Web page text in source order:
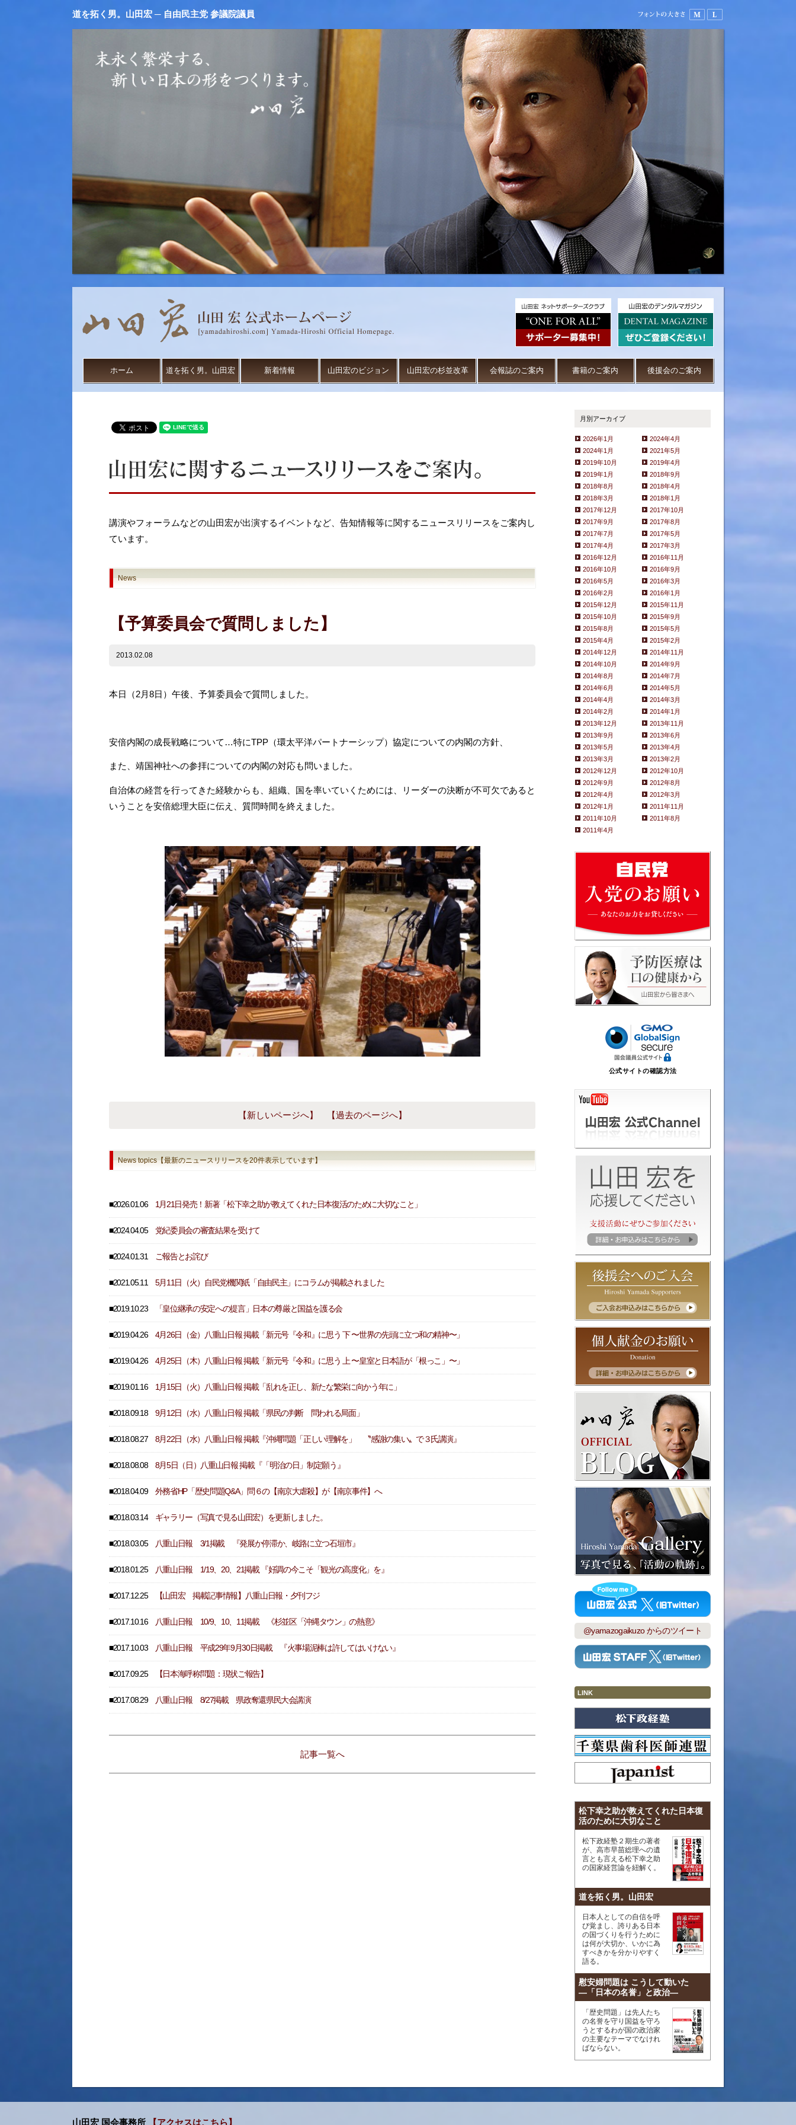
道を拓く男。山田宏 ─ 自由民主党 参議院議員
ホーム 道を拓く男。山田宏 新着情報 山田宏のビジョン 山田宏の杉並改革 会報誌のご案内 書籍のご案内 後援会のご案内
講演やフォーラムなどの山田宏が出演するイベントなど、告知情報等に関するニュースリリースをご案内し
ています。
News
【予算委員会で質問しました】
2013.02.08
本日（2月8日）午後、予算委員会で質問しました。
安倍内閣の成長戦略について…特にTPP（環太平洋パートナーシップ）協定についての内閣の方針、
また、靖国神社への参拝についての内閣の対応も問いました。
自治体の経営を行ってきた経験からも、組織、国を率いていくためには、リーダーの決断が不可欠であると
いうことを安倍総理大臣に伝え、質問時間を終えました。
【新しいページへ】 【過去のページへ】
News topics【最新のニュースリリースを20件表示しています】
■2026.01.06 1月21日発売！新著「松下幸之助が教えてくれた日本復活のために大切なこと」
■2024.04.05 党紀委員会の審査結果を受けて
■2024.01.31 ご報告とお詫び
■2021.05.11 5月11日（火）自民党機関紙「自由民主」にコラムが掲載されました
■2019.10.23 「皇位継承の安定への提言」日本の尊厳と国益を護る会
■2019.04.26 4月26日（金）八重山日報 掲載「新元号『令和』に思う 下 〜世界の先頭に立つ和の精神〜」
■2019.04.26 4月25日（木）八重山日報 掲載「新元号『令和』に思う 上 〜皇室と日本語が「根っこ」〜」
■2019.01.16 1月15日（火）八重山日報 掲載「乱れを正し、新たな繁栄に向かう年に」
■2018.09.18 9月12日（水）八重山日報 掲載「県民の判断 問われる局面」
■2018.08.27 8月22日（水）八重山日報 掲載『沖縄問題「正しい理解を」 〝感謝の集い〟で３氏講演』
■2018.08.08 8月5日（日）八重山日報 掲載『「明治の日」制定願う』
■2018.04.09 外務省HP「歴史問題Q&A」問６の【南京大虐殺】が【南京事件】へ
■2018.03.14 ギャラリー（写真で見る山田宏）を更新しました。
■2018.03.05 八重山日報 3/1掲載 『発展か停滞か、岐路に立つ石垣市』
■2018.01.25 八重山日報 1/19、20、21掲載 『好調の今こそ「観光の高度化」を』
■2017.12.25 【山田宏 掲載記事情報】八重山日報・夕刊フジ
■2017.10.16 八重山日報 10/9、10、11掲載 《杉並区「沖縄タウン」の熱意》
■2017.10.03 八重山日報 平成29年9月30日掲載 『火事場泥棒は許してはいけない』
■2017.09.25 【日本海呼称問題：現状ご報告】
■2017.08.29 八重山日報 8/27掲載 県政奪還県民大会講演
記事一覧へ
月別アーカイブ
2026年1月
2024年4月
2024年1月
2021年5月
2019年10月
2019年4月
2019年1月
2018年9月
2018年8月
2018年4月
2018年3月
2018年1月
2017年12月
2017年10月
2017年9月
2017年8月
2017年7月
2017年5月
2017年4月
2017年3月
2016年12月
2016年11月
2016年10月
2016年9月
2016年5月
2016年3月
2016年2月
2016年1月
2015年12月
2015年11月
2015年10月
2015年9月
2015年8月
2015年5月
2015年4月
2015年2月
2014年12月
2014年11月
2014年10月
2014年9月
2014年8月
2014年7月
2014年6月
2014年5月
2014年4月
2014年3月
2014年2月
2014年1月
2013年12月
2013年11月
2013年9月
2013年6月
2013年5月
2013年4月
2013年3月
2013年2月
2012年12月
2012年10月
2012年9月
2012年8月
2012年4月
2012年3月
2012年1月
2011年11月
2011年10月
2011年8月
2011年4月
公式サイトの確認方法
@yamazogaikuzo からのツイート
LINK
松下幸之助が教えてくれた日本復
活のために大切なこと
松下政経塾２期生の著者
が、高市早苗総理への遺
言とも言える松下幸之助
の国家経営論を紐解く。
道を拓く男。山田宏
日本人としての自信を呼
び覚まし、誇りある日本
の国づくりを行うために
は何が大切か、いかに為
すべきかを分かりやすく
語る。
慰安婦問題は こうして動いた
―「日本の名誉」と政治―
「歴史問題」は先人たち
の名誉を守り国益を守ろ
うとするわが国の政治家
の主要なテーマでなけれ
ばならない。
山田宏 国会事務所 【アクセスはこちら】